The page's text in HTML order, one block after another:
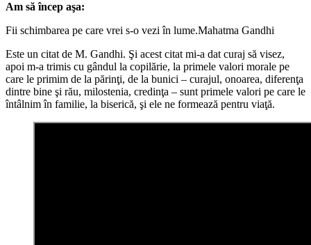
Am să încep aşa:
Fii schimbarea pe care vrei s-o vezi în lume.Mahatma Gandhi
Este un citat de M. Gandhi. Şi acest citat mi-a dat curaj să visez,
apoi m-a trimis cu gândul la copilărie, la primele valori morale pe
care le primim de la părinţi, de la bunici – curajul, onoarea, diferenţa
dintre bine şi rău, milostenia, credinţa – sunt primele valori pe care le
întâlnim în familie, la biserică, şi ele ne formează pentru viaţă.